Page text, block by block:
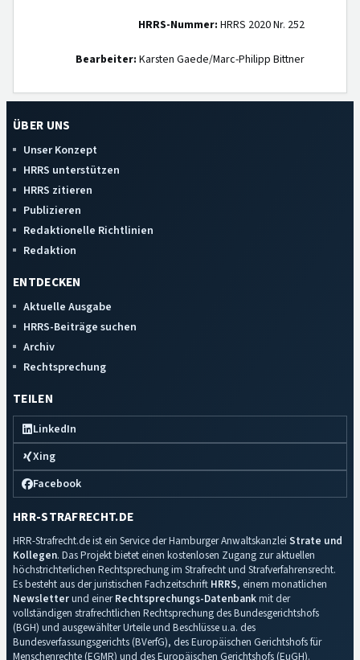
HRRS-Nummer: HRRS 2020 Nr. 252
Bearbeiter: Karsten Gaede/Marc-Philipp Bittner
ÜBER UNS
Unser Konzept
HRRS unterstützen
HRRS zitieren
Publizieren
Redaktionelle Richtlinien
Redaktion
ENTDECKEN
Aktuelle Ausgabe
HRRS-Beiträge suchen
Archiv
Rechtsprechung
TEILEN
LinkedIn
Xing
Facebook
HRR-STRAFRECHT.DE
HRR-Strafrecht.de ist ein Service der Hamburger Anwaltskanzlei Strate und
Kollegen. Das Projekt bietet einen kostenlosen Zugang zur aktuellen
höchstrichterlichen Rechtsprechung im Strafrecht und Strafverfahrensrecht.
Es besteht aus der juristischen Fachzeitschrift HRRS, einem monatlichen
Newsletterund einerRechtsprechungs-Datenbankmit der
vollständigen strafrechtlichen Rechtsprechung des Bundesgerichtshofs
(BGH) und ausgewählter Urteile und Beschlüsse u.a. des
Bundesverfassungsgerichts (BVerfG), des Europäischen Gerichtshofs für
Menschenrechte (EGMR) und des Europäischen Gerichtshofs (EuGH).